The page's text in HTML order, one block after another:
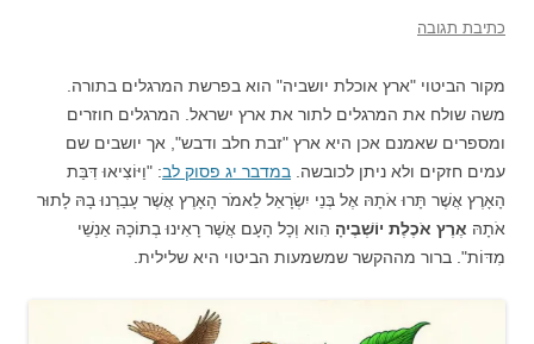
כתיבת תגובה
מקור הביטוי "ארץ אוכלת יושביה" הוא בפרשת המרגלים בתורה.
משה שולח את המרגלים לתור את ארץ ישראל. המרגלים חוזרים
ומספרים שאמנם אכן היא ארץ "זבת חלב ודבש", אך יושבים שם
עמים חזקים ולא ניתן לכובשה. במדבר יג פסוק לב: "וַיּוֹצִיאוּ דִּבַּת
הָאָרֶץ אֲשֶׁר תָּרוּ אֹתָהּ אֶל בְּנֵי יִשְׂרָאֵל לֵאמֹר הָאָרֶץ אֲשֶׁר עָבַרְנוּ בָהּ לָתוּר
אֹתָהּ אֶרֶץ אֹכֶלֶת יוֹשְׁבֶיהָ הִוא וְכָל הָעָם אֲשֶׁר רָאִינוּ בְתוֹכָהּ אַנְשֵׁי
מִדּוֹת". ברור מההקשר שמשמעות הביטוי היא שלילית.